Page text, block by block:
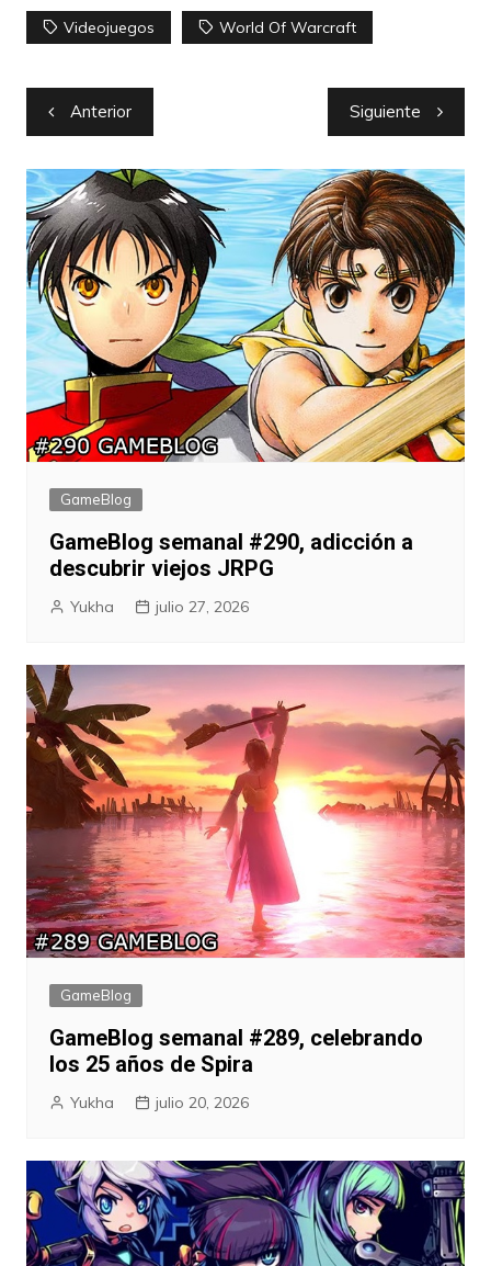
Videojuegos World Of Warcraft
Navegación
de
entradas
Anterior Siguiente
GameBlog
GameBlog semanal #290, adicción a
descubrir viejos JRPG
Yukha julio 27, 2026
GameBlog
GameBlog semanal #289, celebrando
los 25 años de Spira
Yukha julio 20, 2026